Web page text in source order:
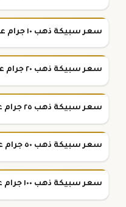
سعر سبيكة ذهب ١٠ جرام عيار ٢٤
سعر سبيكة ذهب ٢٠ جرام عيار ٢٤
سعر سبيكة ذهب ٢٥ جرام عيار ٢٤
سعر سبيكة ذهب ٥٠ جرام عيار ٢٤
سعر سبيكة ذهب ١٠٠ جرام عيار ٢٤